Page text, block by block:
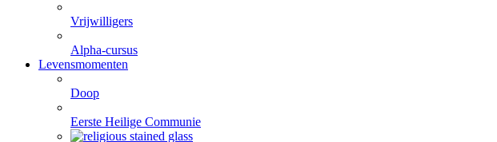
Vrijwilligers
Alpha-cursus
Levensmomenten
Doop
Eerste Heilige Communie